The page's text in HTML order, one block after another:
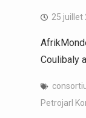
25 juillet
Coulibaly
Petrojarl